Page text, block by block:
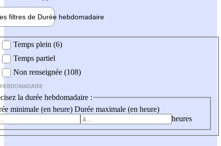
filtres de Durée hebdomadaire
Temps plein (6)
Temps partiel
Non renseignée (108)
la durée hebdomadaire :
minimale (en heure) Durée maximale (en heure)
heures